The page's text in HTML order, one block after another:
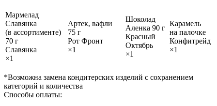
Мармелад
Славянка
(в ассортименте)
70 г
Славянка
×1
Артек, вафли
75 г
Рот Фронт
×1
Шоколад
Аленка 90 г
Красный
Октябрь
×1
Карамель
на палочке
Конфитрейд
×1
*Возможна замена кондитерских изделий с сохранением
категорий и количества
Способы оплаты: